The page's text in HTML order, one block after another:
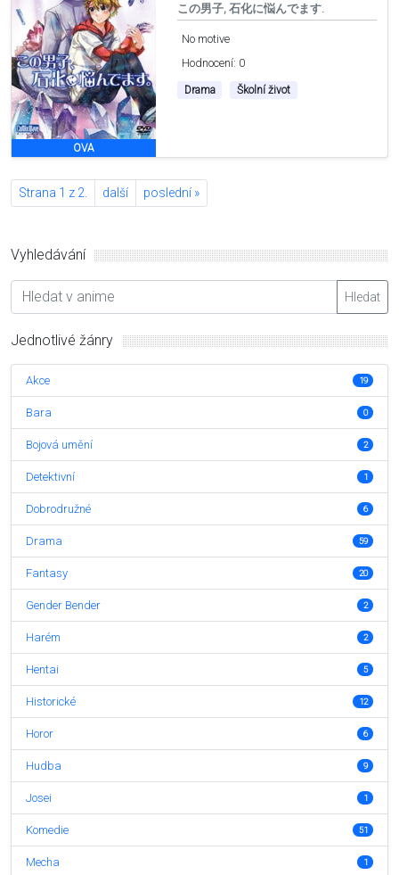
OVA
この男子, 石化に悩んでます.
No motive
Hodnocení: 0
Drama Školní život
Strana 1 z 2. další poslední »
Vyhledávání
Hledat
Jednotlivé žánry
Akce 19
Bara 0
Bojová umění 2
Detektivní 1
Dobrodružné 6
Drama 59
Fantasy 20
Gender Bender 2
Harém 2
Hentai 5
Historické 12
Horor 6
Hudba 9
Josei 1
Komedie 51
Mecha 1